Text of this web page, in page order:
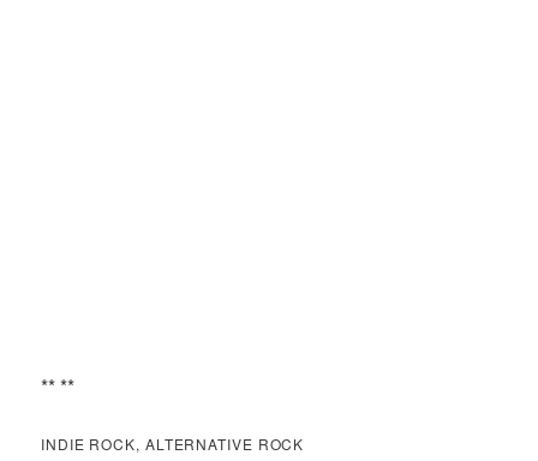
** **
INDIE ROCK, ALTERNATIVE ROCK